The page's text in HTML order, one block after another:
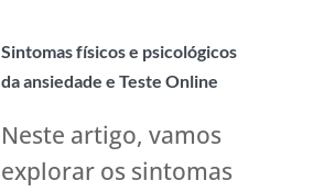
Sintomas físicos e psicológicos
da ansiedade e Teste Online
Neste artigo, vamos
explorar os sintomas